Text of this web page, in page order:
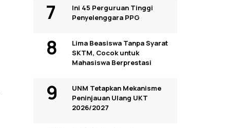
Ini 45 Perguruan Tinggi
Penyelenggara PPG
Lima Beasiswa Tanpa Syarat
SKTM, Cocok untuk
Mahasiswa Berprestasi
UNM Tetapkan Mekanisme
Peninjauan Ulang UKT
2026/2027